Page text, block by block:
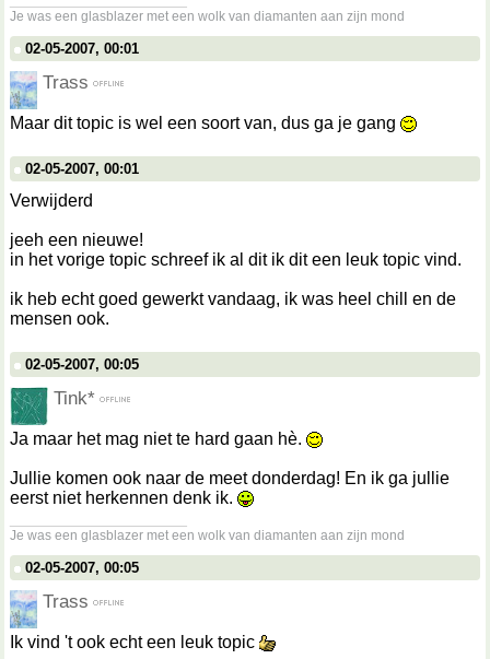
Je was een glasblazer met een wolk van diamanten aan zijn mond
02-05-2007, 00:01
Trass
Maar dit topic is wel een soort van, dus ga je gang
02-05-2007, 00:01
Verwijderd
jeeh een nieuwe!
in het vorige topic schreef ik al dit ik dit een leuk topic vind.
ik heb echt goed gewerkt vandaag, ik was heel chill en de
mensen ook.
02-05-2007, 00:05
Tink*
Ja maar het mag niet te hard gaan hè.
Jullie komen ook naar de meet donderdag! En ik ga jullie
eerst niet herkennen denk ik.
Je was een glasblazer met een wolk van diamanten aan zijn mond
02-05-2007, 00:05
Trass
Ik vind 't ook echt een leuk topic